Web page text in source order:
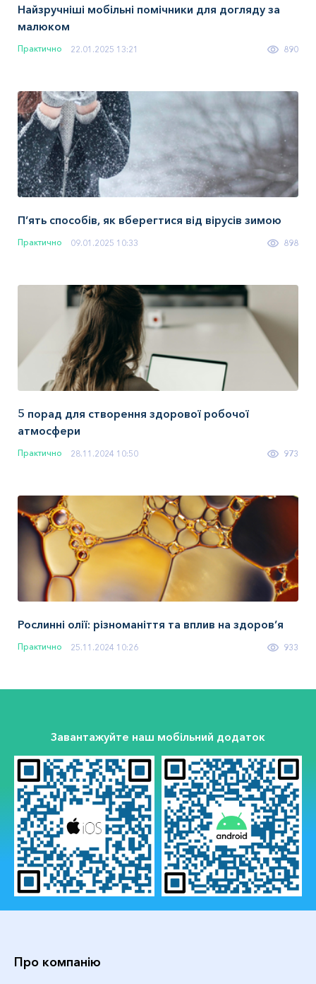
Найзручніші мобільні помічники для догляду за
малюком
Практично 22.01.2025 13:21 890
П’ять способів, як вберегтися від вірусів зимою
Практично 09.01.2025 10:33 898
5 порад для створення здорової робочої
атмосфери
Практично 28.11.2024 10:50 973
Рослинні олії: різноманіття та вплив на здоров’я
Практично 25.11.2024 10:26 933
Завантажуйте наш мобільний додаток
Про компанію